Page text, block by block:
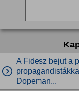
A Fidesz bejut a
Dopeman...